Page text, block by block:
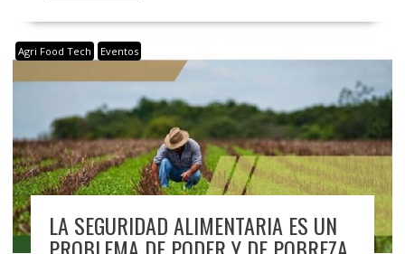
Agri Food Tech Eventos
LA SEGURIDAD ALIMENTARIA ES UN